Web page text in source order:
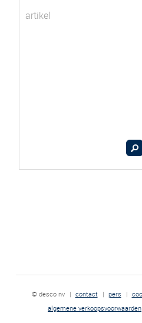
artikel
© desco nv | contact | pers |
algemene verkoopsvoorwaarden